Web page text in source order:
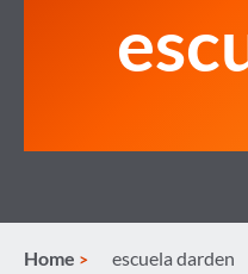
Home escuela darden